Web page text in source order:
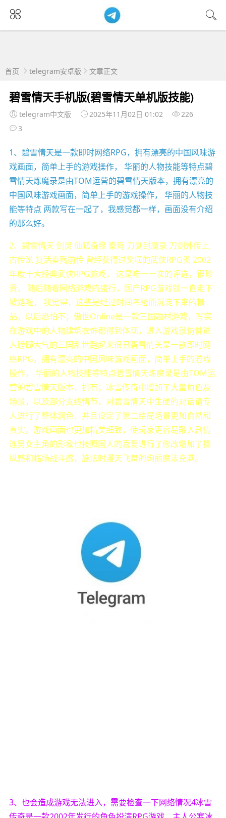
首页 telegram安卓版 文章正文
碧雪情天手机版(碧雪情天单机版技能)
telegram中文版 2025年11月02日 01:02
226
3
1、碧雪情天是一款即时网络RPG，拥有漂亮的中国风味游
戏画面，简单上手的游戏操作， 华丽的人物技能等特点碧
雪情天炼魔录是由TOM运营的碧雪情天版本，拥有漂亮的
中国风味游戏画面，简单上手的游戏操作， 华丽的人物技
能等特点 两款写在一起了，我感觉都一样，画面没有介绍
的那么好。
2、碧雪情天 剑灵 仙狐奇缘 秦殇 刀剑封魔录 刀剑外传上
古传说 复活秦殇前传 曾经获得过奖项的武侠RPG类 2002
年度十大经典武侠RPG游戏， 这是唯一一次的评选，很珍
贵， 随后随着网络游戏的盛行，国产RPG游戏就一直走下
坡路啦， 我觉得，这些是经过时间考验而沉淀下来的精
品，以后恐怕不；傲世Online是一款三国题材游戏，写实
在游戏中的人物建筑衣饰都得到体现，进入游戏就仿佛进
入磅礴大气的三国乱世跑起来很丑碧雪情天是一款即时网
络RPG，拥有漂亮的中国风味游戏画面，简单上手的游戏
操作， 华丽的人物技能等特点碧雪情天炼魔录是由TOM运
营的碧雪情天版本，拥有；冰雪传奇中增加了大量角色及
场景，以及部分支线情节，对碧雪情天中生硬的对话请专
人进行了整体润色，并且设定了第二结局场景更加自然和
真实，游戏画面也更加精美细致，使玩家更容易融入剧情
连男女主角的形象也按照国人的喜爱进行了修改增加了操
纵感和临场战斗感，施法时漫天飞舞的绚丽魔法充满。
3、也会造成游戏无法进入，需要检查一下网络情况4冰雪